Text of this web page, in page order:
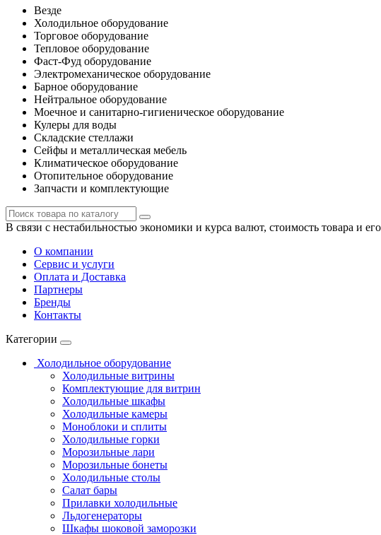
Везде
Холодильное оборудование
Торговое оборудование
Тепловое оборудование
Фаст-Фуд оборудование
Электромеханическое оборудование
Барное оборудование
Нейтральное оборудование
Моечное и санитарно-гигиеническое оборудование
Кулеры для воды
Складские стеллажи
Сейфы и металлическая мебель
Климатическое оборудование
Отопительное оборудование
Запчасти и комплектующие
В связи с нестабильностью экономики и курса валют, стоимость товара и
О компании
Сервис и услуги
Оплата и Доставка
Партнеры
Бренды
Контакты
Категории
Холодильное оборудование
Холодильные витрины
Комплектующие для витрин
Холодильные шкафы
Холодильные камеры
Моноблоки и сплиты
Холодильные горки
Морозильные лари
Морозильные бонеты
Холодильные столы
Салат бары
Прилавки холодильные
Льдогенераторы
Шкафы шоковой заморозки